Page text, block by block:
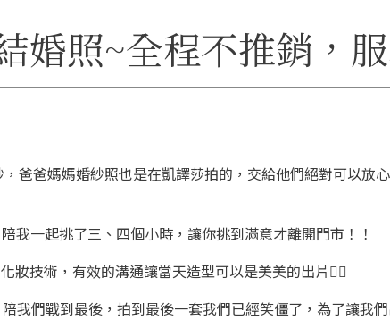
婚照~全程不推銷，
爸爸媽媽婚紗照也是在凱譯莎拍的，交給他們絕對可以
我一起挑了三、四個小時，讓你挑到滿意才離開門市！！
妝技術，有效的溝通讓當天造型可以是美美的出片✌🏻
我們戰到最後，拍到最後一套我們已經笑僵了，為了讓我